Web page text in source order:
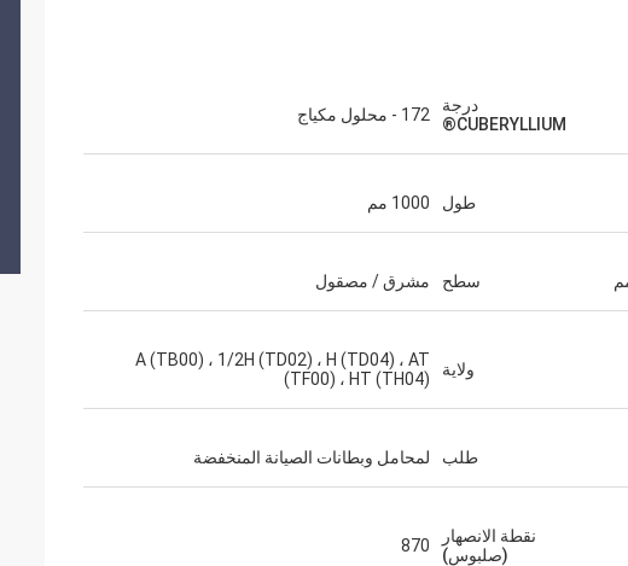
درجة
CUBERYLLIUM®
172 - محلول مكياج
طول 1000 مم
سطح مشرق / مصقول
ولاية
A (TB00) ، 1/2H (TD02) ، H (TD04) ، AT
(TF00) ، HT (TH04)
طلب لمحامل وبطانات الصيانة المنخفضة
نقطة الانصهار
(صلبوس)
870